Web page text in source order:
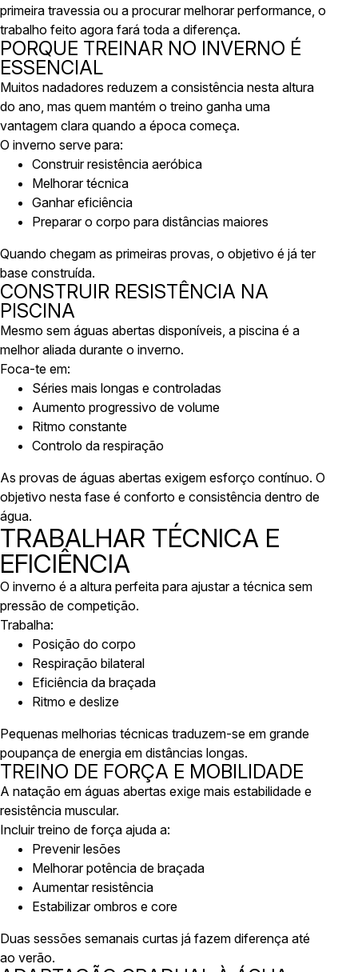
primeira travessia ou a procurar melhorar performance, o
trabalho feito agora fará toda a diferença.
PORQUE TREINAR NO INVERNO É
ESSENCIAL
Muitos nadadores reduzem a consistência nesta altura
do ano, mas quem mantém o treino ganha uma
vantagem clara quando a época começa.
O inverno serve para:
Construir resistência aeróbica
Melhorar técnica
Ganhar eficiência
Preparar o corpo para distâncias maiores
Quando chegam as primeiras provas, o objetivo é já ter
base construída.
CONSTRUIR RESISTÊNCIA NA
PISCINA
Mesmo sem águas abertas disponíveis, a piscina é a
melhor aliada durante o inverno.
Foca-te em:
Séries mais longas e controladas
Aumento progressivo de volume
Ritmo constante
Controlo da respiração
As provas de águas abertas exigem esforço contínuo. O
objetivo nesta fase é conforto e consistência dentro de
água.
TRABALHAR TÉCNICA E
EFICIÊNCIA
O inverno é a altura perfeita para ajustar a técnica sem
pressão de competição.
Trabalha:
Posição do corpo
Respiração bilateral
Eficiência da braçada
Ritmo e deslize
Pequenas melhorias técnicas traduzem-se em grande
poupança de energia em distâncias longas.
TREINO DE FORÇA E MOBILIDADE
A natação em águas abertas exige mais estabilidade e
resistência muscular.
Incluir treino de força ajuda a:
Prevenir lesões
Melhorar potência de braçada
Aumentar resistência
Estabilizar ombros e core
Duas sessões semanais curtas já fazem diferença até
ao verão.